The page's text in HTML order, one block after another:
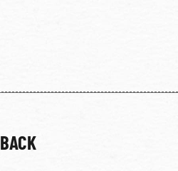
BACK